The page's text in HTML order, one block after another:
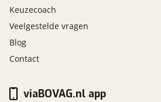
Keuzecoach
Veelgestelde vragen
Blog
Contact
viaBOVAG.nl app